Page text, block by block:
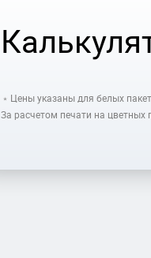
﹡Цены указаны для белых
За расчетом печати на цветных